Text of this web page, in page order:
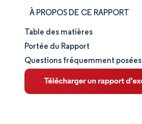
À PROPOS DE CE RAPPORT
Taille et part de marché
Analyse du marché
Tendances et perspectives
Table des matières
Portée du Rapport
Questions fréquemment posées